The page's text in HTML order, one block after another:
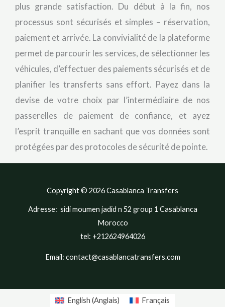
plus grande satisfaction. Du début à la fin, nos
processus sont sécurisés et simples – réservation,
paiement et arrivée. La convivialité de la plateforme
permet de parcourir les services, de sélectionner les
véhicules, d’effectuer des paiements sécurisés et de
planifier les transferts sans effort. Payez dans la
devise de votre choix par l’intermédiaire de nos
passerelles de paiement de confiance, et ayez
l’esprit tranquille en sachant que vos données sont
protégées par des protocoles de sécurité de pointe.
Copyright © 2026 Casablanca Transfers
Adresse: sidi moumen jadid n 52 group 1 Casablanca
Morocco
tel: +212624964026
Email: contact@casablancatransfers.com
English (Anglais) Français